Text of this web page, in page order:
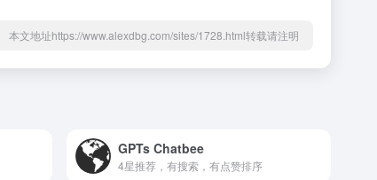
本文地址https://www.alexdbg.com/sites/1728.html转载请注明
GPTs Chatbee
4星推荐，有搜索，有点赞排序